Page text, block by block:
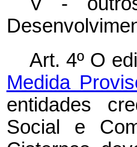
Art. 4º O
Medida
entidades
Social e